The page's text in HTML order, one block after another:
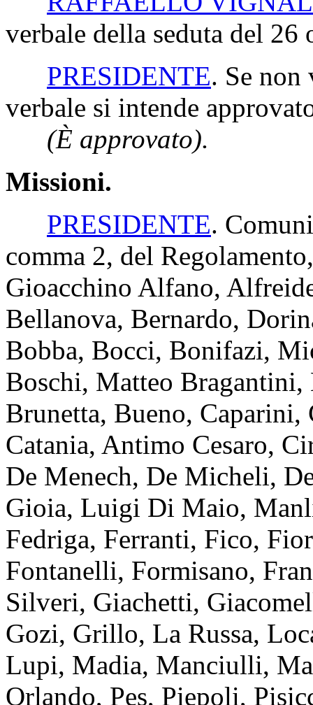
verbale della seduta del 26
PRESIDENTE. Se non
verbale si intende
(È approvato).
Missioni.
PRESIDENTE.
comma 2, del
Gioacchino Alfano,
Bellanova, Bernardo,
Bobba, Bocci, Bonifazi,
Boschi, Matteo
Brunetta, Bueno,
Catania, Antimo Cesaro,
De Menech, De Micheli,
Gioia, Luigi Di Maio,
Fedriga, Ferranti, Fico,
Fontanelli, Formisano,
Silveri, Giachetti,
Gozi, Grillo, La Russa,
Lupi, Madia, Manciulli,
Orlando, Pes, Piepoli,